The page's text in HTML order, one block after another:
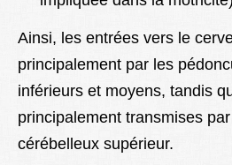
Ainsi, les entrées vers le
principalement par les
inférieurs et moyens, tandis
principalement transmises
cérébelleux supérieur.